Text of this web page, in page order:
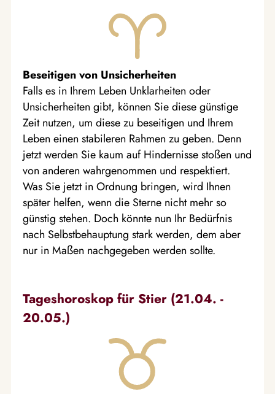
Beseitigen von Unsicherheiten
Falls es in Ihrem Leben Unklarheiten oder
Unsicherheiten gibt, können Sie diese günstige
Zeit nutzen, um diese zu beseitigen und Ihrem
Leben einen stabileren Rahmen zu geben. Denn
jetzt werden Sie kaum auf Hindernisse stoßen und
von anderen wahrgenommen und respektiert.
Was Sie jetzt in Ordnung bringen, wird Ihnen
später helfen, wenn die Sterne nicht mehr so
günstig stehen. Doch könnte nun Ihr Bedürfnis
nach Selbstbehauptung stark werden, dem aber
nur in Maßen nachgegeben werden sollte.
Tageshoroskop für Stier (21.04. -
20.05.)